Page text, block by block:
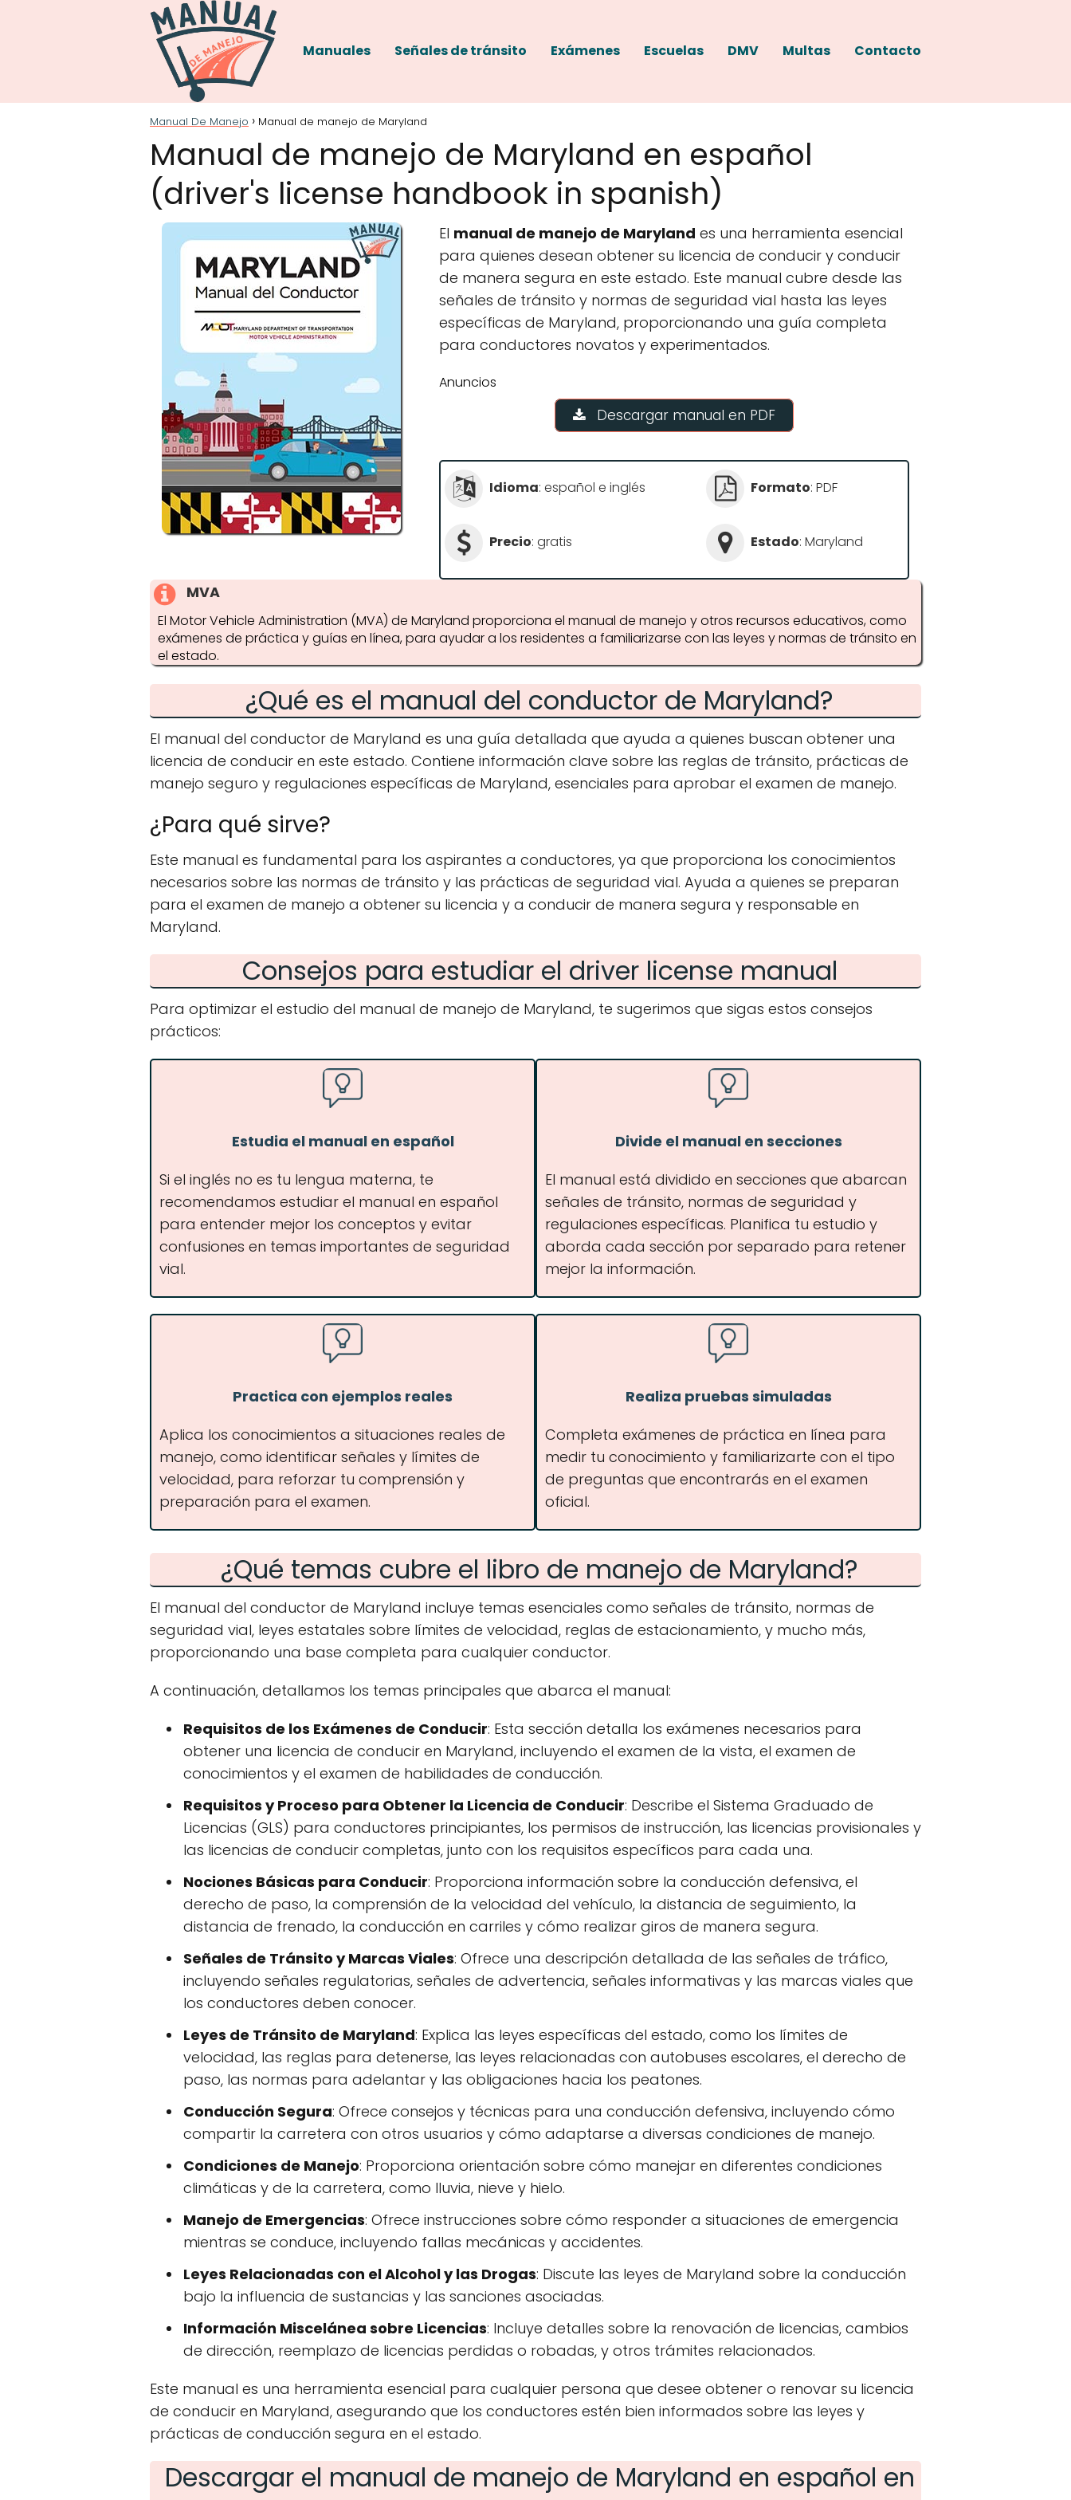
Manuales Señales de tránsito Exámenes Escuelas DMV Multas Contacto
Manual De Manejo Manual de manejo de Maryland
Manual de manejo de Maryland en español
(driver's license handbook in spanish)
El manual de manejo de Maryland es una herramienta esencial
para quienes desean obtener su licencia de conducir y conducir
de manera segura en este estado. Este manual cubre desde las
señales de tránsito y normas de seguridad vial hasta las leyes
específicas de Maryland, proporcionando una guía completa
para conductores novatos y experimentados.
Anuncios
Descargar manual en PDF
Idioma: español e inglés Formato: PDF
Precio: gratis Estado: Maryland
MVA
El Motor Vehicle Administration (MVA) de Maryland proporciona el manual de manejo y otros recursos educativos, como
exámenes de práctica y guías en línea, para ayudar a los residentes a familiarizarse con las leyes y normas de tránsito en
el estado.
¿Qué es el manual del conductor de Maryland?
El manual del conductor de Maryland es una guía detallada que ayuda a quienes buscan obtener una
licencia de conducir en este estado. Contiene información clave sobre las reglas de tránsito, prácticas de
manejo seguro y regulaciones específicas de Maryland, esenciales para aprobar el examen de manejo.
¿Para qué sirve?
Este manual es fundamental para los aspirantes a conductores, ya que proporciona los conocimientos
necesarios sobre las normas de tránsito y las prácticas de seguridad vial. Ayuda a quienes se preparan
para el examen de manejo a obtener su licencia y a conducir de manera segura y responsable en
Maryland.
Consejos para estudiar el driver license manual
Para optimizar el estudio del manual de manejo de Maryland, te sugerimos que sigas estos consejos
prácticos:
Estudia el manual en español
Si el inglés no es tu lengua materna, te
recomendamos estudiar el manual en español
para entender mejor los conceptos y evitar
confusiones en temas importantes de seguridad
vial.
Divide el manual en secciones
El manual está dividido en secciones que abarcan
señales de tránsito, normas de seguridad y
regulaciones específicas. Planifica tu estudio y
aborda cada sección por separado para retener
mejor la información.
Practica con ejemplos reales
Aplica los conocimientos a situaciones reales de
manejo, como identificar señales y límites de
velocidad, para reforzar tu comprensión y
preparación para el examen.
Realiza pruebas simuladas
Completa exámenes de práctica en línea para
medir tu conocimiento y familiarizarte con el tipo
de preguntas que encontrarás en el examen
oficial.
¿Qué temas cubre el libro de manejo de Maryland?
El manual del conductor de Maryland incluye temas esenciales como señales de tránsito, normas de
seguridad vial, leyes estatales sobre límites de velocidad, reglas de estacionamiento, y mucho más,
proporcionando una base completa para cualquier conductor.
A continuación, detallamos los temas principales que abarca el manual:
Requisitos de los Exámenes de Conducir: Esta sección detalla los exámenes necesarios para
obtener una licencia de conducir en Maryland, incluyendo el examen de la vista, el examen de
conocimientos y el examen de habilidades de conducción.
Requisitos y Proceso para Obtener la Licencia de Conducir: Describe el Sistema Graduado de
Licencias (GLS) para conductores principiantes, los permisos de instrucción, las licencias provisionales y
las licencias de conducir completas, junto con los requisitos específicos para cada una.
Nociones Básicas para Conducir: Proporciona información sobre la conducción defensiva, el
derecho de paso, la comprensión de la velocidad del vehículo, la distancia de seguimiento, la
distancia de frenado, la conducción en carriles y cómo realizar giros de manera segura.
Señales de Tránsito y Marcas Viales: Ofrece una descripción detallada de las señales de tráfico,
incluyendo señales regulatorias, señales de advertencia, señales informativas y las marcas viales que
los conductores deben conocer.
Leyes de Tránsito de Maryland: Explica las leyes específicas del estado, como los límites de
velocidad, las reglas para detenerse, las leyes relacionadas con autobuses escolares, el derecho de
paso, las normas para adelantar y las obligaciones hacia los peatones.
Conducción Segura: Ofrece consejos y técnicas para una conducción defensiva, incluyendo cómo
compartir la carretera con otros usuarios y cómo adaptarse a diversas condiciones de manejo.
Condiciones de Manejo: Proporciona orientación sobre cómo manejar en diferentes condiciones
climáticas y de la carretera, como lluvia, nieve y hielo.
Manejo de Emergencias: Ofrece instrucciones sobre cómo responder a situaciones de emergencia
mientras se conduce, incluyendo fallas mecánicas y accidentes.
Leyes Relacionadas con el Alcohol y las Drogas: Discute las leyes de Maryland sobre la conducción
bajo la influencia de sustancias y las sanciones asociadas.
Información Miscelánea sobre Licencias: Incluye detalles sobre la renovación de licencias, cambios
de dirección, reemplazo de licencias perdidas o robadas, y otros trámites relacionados.
Este manual es una herramienta esencial para cualquier persona que desee obtener o renovar su licencia
de conducir en Maryland, asegurando que los conductores estén bien informados sobre las leyes y
prácticas de conducción segura en el estado.
Descargar el manual de manejo de Maryland en español en